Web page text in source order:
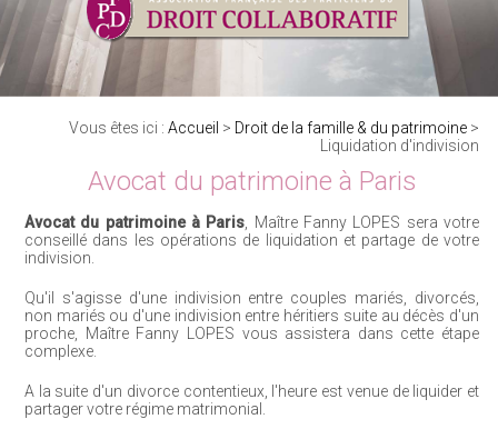
Vous êtes ici : Accueil > Droit de la famille & du patrimoine >
Liquidation d'indivision
Avocat du patrimoine à Paris
Avocat du patrimoine à Paris , Maître Fanny LOPES sera votre
conseillé dans les opérations de liquidation et partage de votre
indivision.
Qu'il s'agisse d'une indivision entre couples mariés, divorcés,
non mariés ou d'une indivision entre héritiers suite au décès d'un
proche, Maître Fanny LOPES vous assistera dans cette étape
complexe.
A la suite d'un divorce contentieux, l'heure est venue de liquider et
partager votre régime matrimonial.